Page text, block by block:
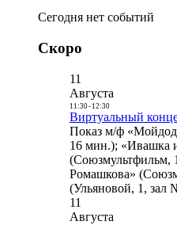
Сегодня нет событий
Скоро
11
Августа
11:30- 12:30
Виртуальный
Показ м/ф
16 мин.); «Ивашка
(Союзмультфильм,
Ромашкова»
(Ульяновой, 1, зал
11
Августа